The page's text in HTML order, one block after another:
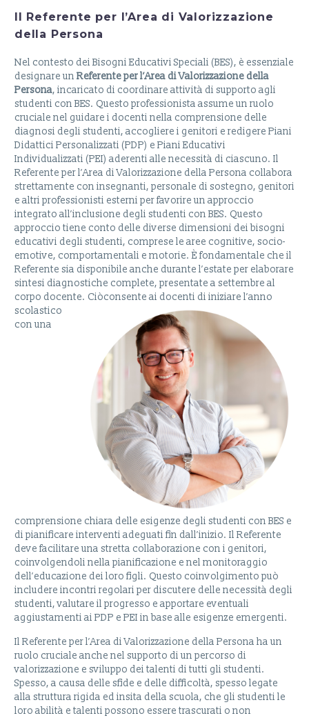
Il Referente per l’Area di Valorizzazione
della Persona
Nel contesto dei Bisogni Educativi Speciali (BES), è essenziale
designare un Referente per l’Area di Valorizzazione della
Persona, incaricato di coordinare attività di supporto agli
studenti con BES. Questo professionista assume un ruolo
cruciale nel guidare i docenti nella comprensione delle
diagnosi degli studenti, accogliere i genitori e redigere Piani
Didattici Personalizzati (PDP) e Piani Educativi
Individualizzati (PEI) aderenti alle necessità di ciascuno. Il
Referente per l’Area di Valorizzazione della Persona collabora
strettamente con insegnanti, personale di sostegno, genitori
e altri professionisti esterni per favorire un approccio
integrato all’inclusione degli studenti con BES. Questo
approccio tiene conto delle diverse dimensioni dei bisogni
educativi degli studenti, comprese le aree cognitive, socio-
emotive, comportamentali e motorie. È fondamentale che il
Referente sia disponibile anche durante l’estate per elaborare
sintesi diagnostiche complete, presentate a settembre al
corpo docente. Ciòconsente ai docenti di iniziare l’anno
scolastico
con una
comprensione chiara delle esigenze degli studenti con BES e
di pianificare interventi adeguati fin dall’inizio. Il Referente
deve facilitare una stretta collaborazione con i genitori,
coinvolgendoli nella pianificazione e nel monitoraggio
dell’educazione dei loro figli. Questo coinvolgimento può
includere incontri regolari per discutere delle necessità degli
studenti, valutare il progresso e apportare eventuali
aggiustamenti ai PDP e PEI in base alle esigenze emergenti.
Il Referente per l’Area di Valorizzazione della Persona ha un
ruolo cruciale anche nel supporto di un percorso di
valorizzazione e sviluppo dei talenti di tutti gli studenti.
Spesso, a causa delle sfide e delle difficoltà, spesso legate
alla struttura rigida ed insita della scuola, che gli studenti le
loro abilità e talenti possono essere trascurati o non